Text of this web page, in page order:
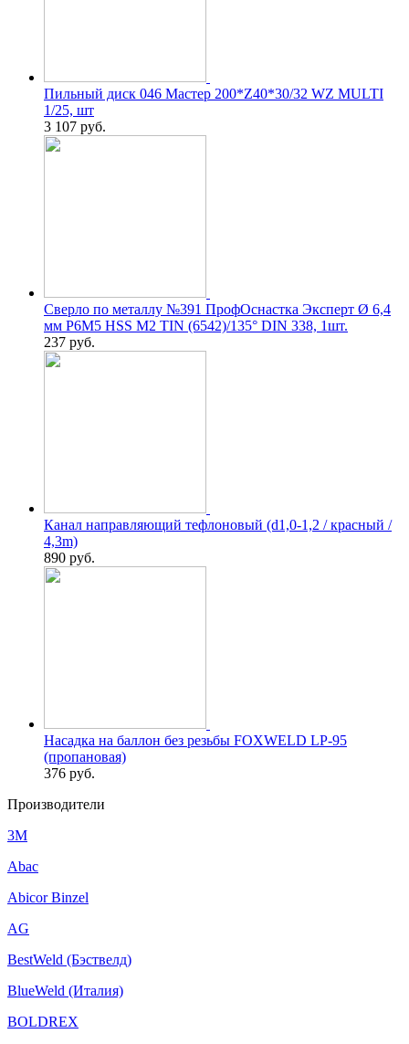
Пильный диск 046 Мастер 200*Z40*30/32 WZ MULTI
1/25, шт
3 107 руб.
Сверло по металлу №391 ПрофОснастка Эксперт Ø 6,4
мм P6M5 HSS M2 TIN (6542)/135° DIN 338, 1шт.
237 руб.
Канал направляющий тефлоновый (d1,0-1,2 / красный /
4,3m)
890 руб.
Насадка на баллон без резьбы FOXWELD LP-95
(пропановая)
376 руб.
Производители
3M
Abac
Abicor Binzel
AG
BestWeld (Бэствелд)
BlueWeld (Италия)
BOLDREX